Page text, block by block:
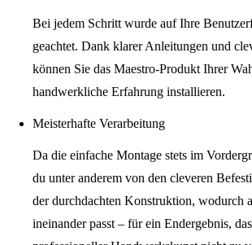
Bei jedem Schritt wurde auf Ihre
geachtet. Dank klarer Anleitungen und
können Sie das Maestro-Produkt Ihrer
handwerkliche Erfahrung installieren.
Meisterhafte Verarbeitung
Da die einfache Montage stets im
du unter anderem von den cleveren
der durchdachten Konstruktion, wodurch
ineinander passt – für ein Endergebnis,